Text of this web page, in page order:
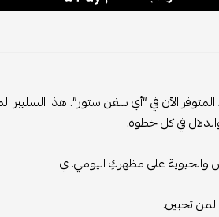
المتوفر الآن في “أي سفن ستور”. هذا
في كل خطوة.
والحيوية على مظهركِ اليومي. ي
لمن تحبين.